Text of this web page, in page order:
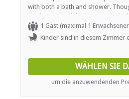
with both a bath and shower.
modern essentials, the room
a TV, unlimited Wi-Fi, and tea- and
to ensure a convenient and
1 Gast (maximal 1
Kinder sind in diesem Zimmer
WÄHLEN SIE
um die anzuwendenden